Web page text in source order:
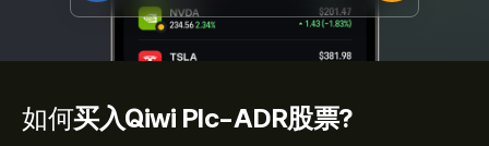
如何买入Qiwi Plc-ADR股票?